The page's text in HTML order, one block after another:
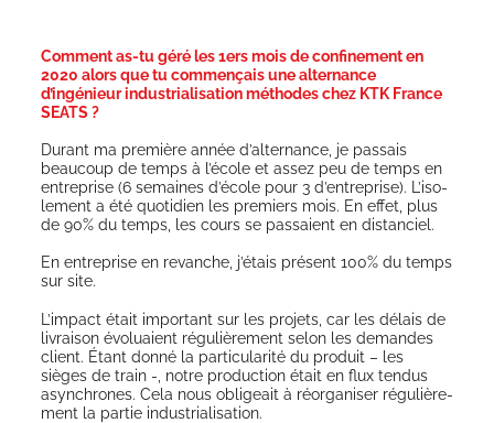
Comment as-tu géré les 1ers mois de confinement en
2020 alors que tu commençais une alternance
d’ingénieur industrialisation méthodes chez KTK France
SEATS ?
Durant ma pre­mière année d’alternance, je pas­sais
beau­coup de temps à l’école et assez peu de temps en
entre­prise (6 semaines d’école pour 3 d’entreprise). L’i­so­
le­ment a été quo­ti­dien les pre­miers mois. En effet, plus
de 90% du temps, les cours se pas­saient en distanciel.
En entre­prise en revanche, j’étais pré­sent 100% du temps
sur site.
L’impact était impor­tant sur les pro­jets, car les délais de
livrai­son évo­luaient régu­liè­re­ment selon les demandes
client. Étant don­né la par­ti­cu­la­ri­té du pro­duit – les
sièges de train -, notre pro­duc­tion était en flux ten­dus
asyn­chrones. Cela nous obli­geait à réor­ga­ni­ser régu­liè­re­
ment la par­tie industrialisation.